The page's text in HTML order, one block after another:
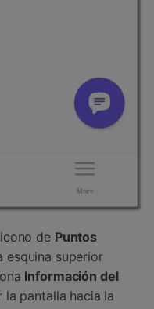
de Puntos
superior
Información del
la pantalla hacia la